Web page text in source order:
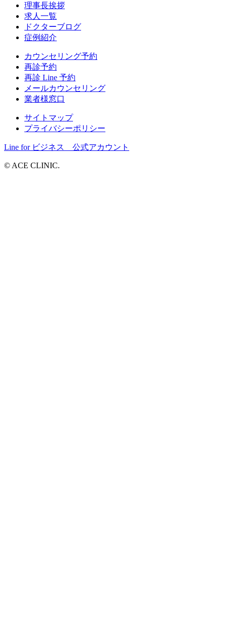
理事長挨拶
求人一覧
ドクターブログ
症例紹介
カウンセリング予約
再診予約
再診 Line 予約
メールカウンセリング
業者様窓口
サイトマップ
プライバシーポリシー
Line for ビジネス 公式アカウント
© ACE CLINIC.